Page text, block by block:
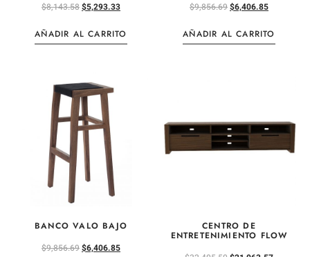
$8,143.58$5,293.33
AÑADIR AL CARRITO
$9,856.69$6,406.85
AÑADIR AL CARRITO
BANCO VALO BAJO
$9,856.69$6,406.85
CENTRO DE
ENTRETENIMIENTO FLOW